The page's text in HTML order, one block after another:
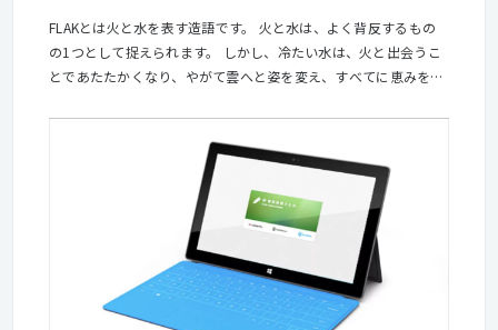
FLAKとは火と水を表す造語です。 火と水は、よく背反するもの
の1つとして捉えられます。 しかし、冷たい水は、火と出会うこ
とであたたかくなり、やがて雲へと姿を変え、すべてに恵みをも
ポジティブに向きあい重なったとき、とても素晴らしいものにな
て、大変だけど楽しくてしょうがない。この世界で、そんなワク
ワクするものをつくり続けたい。そしてそれが、すこしでも世の
中の為になれば、とても素晴らしくて、うれしい。僕たち
FLAKWORKSの存在する理由なんていうと、ちょっと大げさです
が、そういうことなんです。